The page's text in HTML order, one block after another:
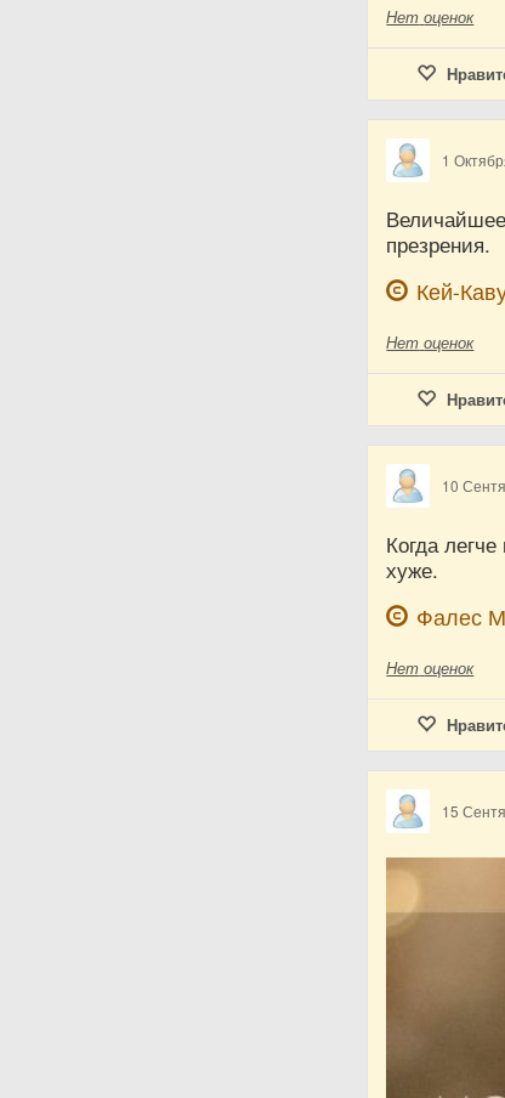
Нет оценок
1
презрения.
Кей-
Нет оценок
10
Когда
хуже.
Фалес
Нет оценок
15